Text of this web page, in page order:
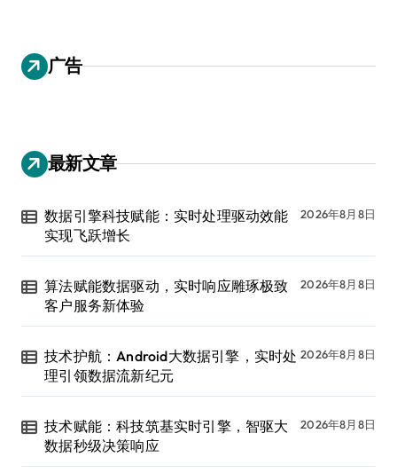
广告
最新文章
数据引擎科技赋能：实时处理驱动效能
实现飞跃增长
2026年8月8日
算法赋能数据驱动，实时响应雕琢极致
客户服务新体验
2026年8月8日
技术护航：Android大数据引擎，实时处
理引领数据流新纪元
2026年8月8日
技术赋能：科技筑基实时引擎，智驱大
数据秒级决策响应
2026年8月8日